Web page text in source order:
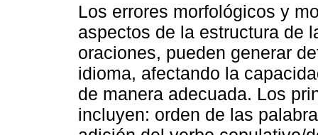
Los errores morfológicos y
aspectos de la estructura de
oraciones, pueden generar
idioma, afectando la
de manera adecuada. Los
incluyen: orden de las